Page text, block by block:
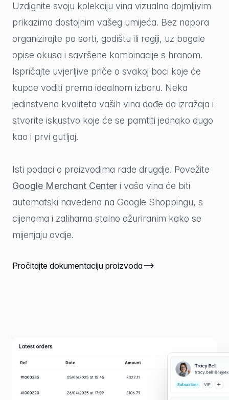
Uzdignite svoju kolekciju vina vizualno dojmljivim
prikazima dostojnim vašeg umijeća. Bez napora
organizirajte po sorti, godištu ili regiji, uz bogale
opise okusa i savršene kombinacije s hranom.
Ispričajte uvjerljive priče o svakoj boci koje će
kupce voditi prema idealnom izboru. Neka
jedinstvena kvaliteta vaših vina dođe do izražaja i
stvorite iskustvo koje će se pamtiti jednako dugo
kao i prvi gutljaj.
Isti podaci o proizvodima rade drugdje. Povežite
Google Merchant Center i vaša vina će biti
automatski navedena na Google Shoppingu, s
cijenama i zalihama stalno ažuriranim kako se
mijenjaju ovdje.
Pročitajte dokumentaciju proizvoda